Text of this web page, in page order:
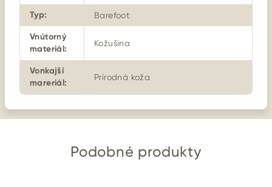
Typ: Barefoot
Vnútorný
materiál:
Kožušina
Vonkajší
mareriál:
Prírodná koža
Podobné produkty